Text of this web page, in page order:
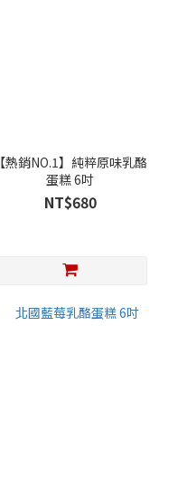
【熱銷NO.1】純粹原味乳酪
蛋糕 6吋
NT$680